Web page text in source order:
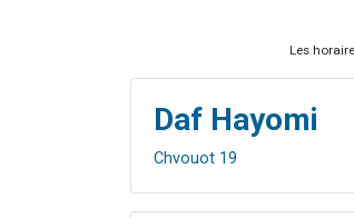
Les
Daf Hayomi
Chvouot 19